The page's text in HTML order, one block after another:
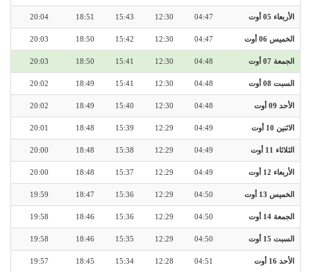
الأربعاء 05 أوت 04:47
12:30
15:43
18:51
20:04
الخميس 06 أوت 04:47
12:30
15:42
18:50
20:03
الجمعة 07 أوت 04:48
12:30
15:41
18:50
20:03
السبت 08 أوت 04:48
12:30
15:41
18:49
20:02
الأحد 09 أوت 04:48
12:30
15:40
18:49
20:02
الاثنين 10 أوت 04:49
12:29
15:39
18:48
20:01
الثلاثاء 11 أوت 04:49
12:29
15:38
18:48
20:00
الأربعاء 12 أوت 04:49
12:29
15:37
18:48
20:00
الخميس 13 أوت 04:50
12:29
15:36
18:47
19:59
الجمعة 14 أوت 04:50
12:29
15:36
18:46
19:58
السبت 15 أوت 04:50
12:29
15:35
18:46
19:58
الأحد 16 أوت 04:51
12:28
15:34
18:45
19:57